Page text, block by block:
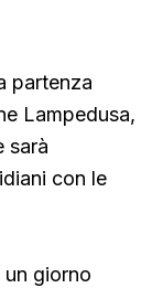
partenza
Lampedusa,
sarà
con le
un giorno